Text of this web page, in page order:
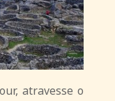
atravesse o